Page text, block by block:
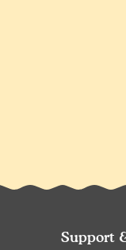
Support